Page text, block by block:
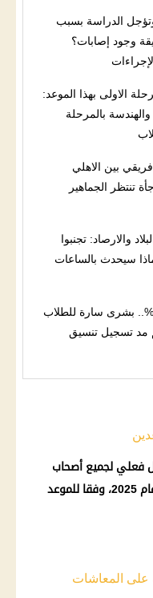
الدراسة بسبب
وجود إصابات؟
الاولى بهذا الموعد:
بالمرحلة
بين الاهلي
تنتظر الجماهير
والارصاد: تجنبوا
سيحدث بالساعات
الهندسة هتقبل من 66%.. بشرى سارة للطلاب
مد تسجيل تنسيق
أصحاب
التأمينية في شهر يوليو من عام 2025، وفقا للموعد
على المعاشات